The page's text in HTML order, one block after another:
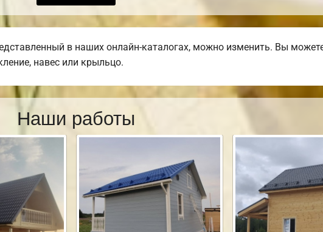
в наших онлайн-каталогах, можно изменить. Вы
навес или крыльцо.
Наши работы